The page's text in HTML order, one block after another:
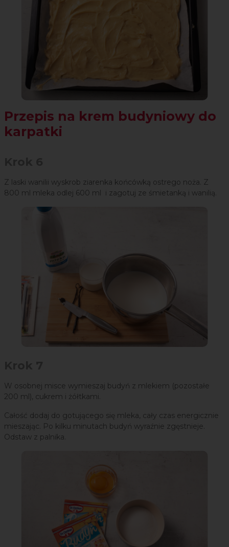
Przepis na krem budyniowy do
karpatki
Z laski wanilii wyskrob ziarenka końcówką ostrego noża. Z
800 ml mleka odlej 600 ml i zagotuj ze śmietanką i wanilią.
W osobnej misce wymieszaj budyń z mlekiem (pozostałe
200 ml), cukrem i żółtkami.
Całość dodaj do gotującego się mleka, cały czas energicznie
mieszając. Po kilku minutach budyń wyraźnie zgęstnieje.
Odstaw z palnika.